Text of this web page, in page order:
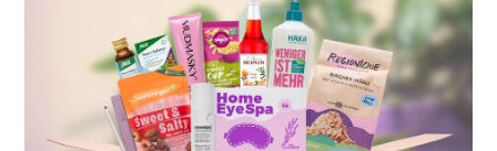
BEITRAG LESEN